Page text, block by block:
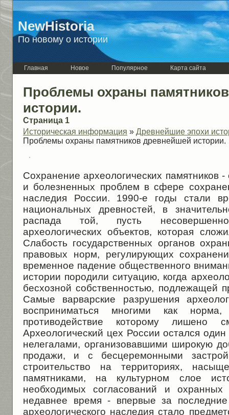
NewHistoria
По новому о истории
Главная Новое Популярное Карта сайта
Проблемы охраны
истории.
Страница 1
Историческая информация » Древнейшие эпохи
Проблемы охраны памятников древнейшей истории.
Сохранение археологических памятников
и болезненных проблем в сфере
наследия России. 1990-е годы стали
национальных древностей, в
распада той, пусть
археологических объектов, которая
Слабость государственных органов
правовых норм, регулирующих
временное падение общественного
истории породили ситуацию, когда
бесхозной собственностью, подлежащей
Самые варварские разрушения
восприниматься многими как
противодействие которому лишено
Археологический цех России остался
нелегалами, организовавшими широкую
продажи, и с бесцеремонными
строительство на территориях,
памятниками, на культурном слое
необходимых согласований и
недавнее время - впервые за
археологического наследия стало